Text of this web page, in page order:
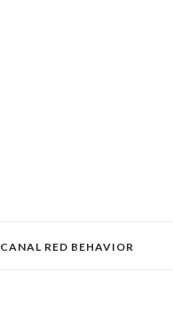
CANAL RED BEHAVIOR